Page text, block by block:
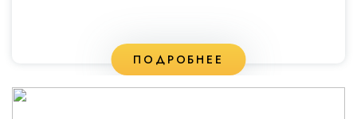
ПОДРОБНЕЕ